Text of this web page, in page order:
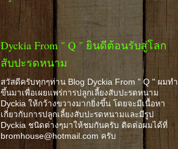
Dyckia From " Q " ยินดีต้อนรับสู่โลก
สับปะรดหนาม
สวัสดีครับทุกๆท่าน Blog Dyckia From " Q " ผมทำ
ขึ้นมาเพื่อเผยแพร่การปลูกเลี้ยงสับปะรดหนาม
Dyckia ให้กว้างขวางมากยิ่งขึ้น โดยจะมีเนื้อหา
เกี่ยวกับการปลูกเลี้ยงสับปะรดหนามและมีรูป
Dyckia ชนิดต่างๆมาให้ชมกันครับ ติดต่อผมได้ที่
bromhouse@hotmail.com ครับ